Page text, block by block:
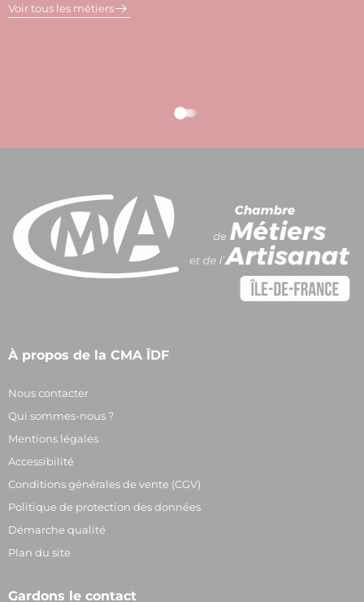
Voir tous les métiers
À propos de la CMA ÎDF
Nous contacter
Qui sommes-nous ?
Mentions légales
Accessibilité
Conditions générales de vente (CGV)
Politique de protection des données
Démarche qualité
Plan du site
Gardons le contact